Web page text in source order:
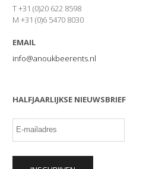
T +31 (0)20 622 8598
M +31 (0)6 5470 8030
EMAIL
info@anoukbeerents.nl
HALFJAARLIJKSE NIEUWSBRIEF